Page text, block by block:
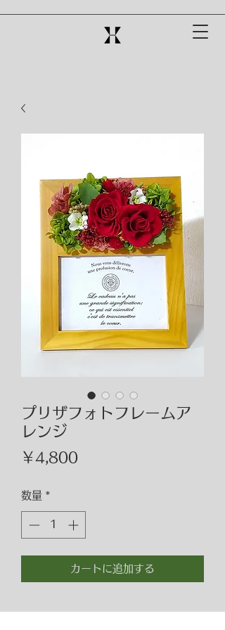
プリザフォトフレームア
レンジ
￥4,800価
数量 *
カートに追加する